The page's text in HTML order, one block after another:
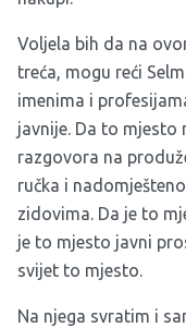
Voljela bih da na
treća, mogu reći
imenima i
javnije. Da to mjesto
razgovora na
ručka i
zidovima. Da je to
je to mjesto javni
svijet to mjesto.
Na njega svratim i